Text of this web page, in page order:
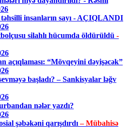
insanların sayı - AÇIQLANDI
silahlı hücumda öldürüldü -
açıqlaması: “Mövqeyini dəyişəcək”
başladı? – Sankisyalar ləğv
nələr yazdı?
şəbəkəni qarışdırdı– Mübahisə